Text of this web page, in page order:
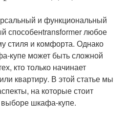
и функциональный
способенtransformer любое
стиля и комфорта. Однако
купе может быть сложной
кто только начинает
квартиру. В этой статье мы
на которые стоит
шкафа-купе.